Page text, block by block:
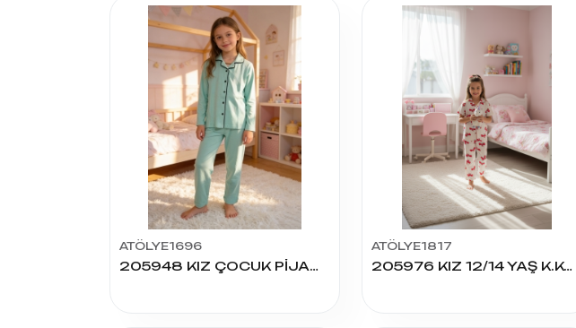
ATÖLYE1696
205948 KIZ ÇOCUK PİJAMA 12-14 YAŞ
ATÖLYE1817
205976 KIZ 12/14 YAŞ K.KOL PİJAMA TAKIM